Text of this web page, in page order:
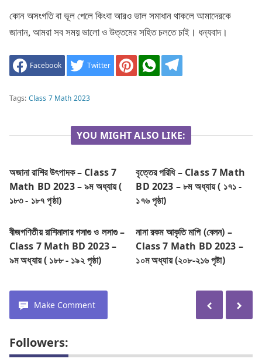
কোন অসংগতি বা ভূল পেলে কিংবা আরও ভাল সমাধান থাকলে আমাদেরকে
জানান, আমরা সব সময় ভালো ও উত্তমের সহিত চলতে চাই। ধন্যবাদ।
Facebook Twitter
Tags: Class 7 Math 2023
YOU MIGHT ALSO LIKE:
অজানা রাশির উৎপাদক – Class 7
Math BD 2023 – ৯ম অধ্যায় (
১৮৩ - ১৮৭ পৃষ্ঠা)
বৃত্তের পরিধি – Class 7 Math
BD 2023 – ৮ম অধ্যায় ( ১৭১ -
১৭৬ পৃষ্ঠা)
বীজগণিতীয় রাশিমালার গসাগু ও লসাগু –
Class 7 Math BD 2023 –
৯ম অধ্যায় ( ১৮৮ - ১৯২ পৃষ্ঠা)
নানা রকম আকৃতি মাপি (বেলন) –
Class 7 Math BD 2023 –
১০ম অধ্যায় (২০৮-২১৬ পৃষ্টা)
Make Comment
Followers: